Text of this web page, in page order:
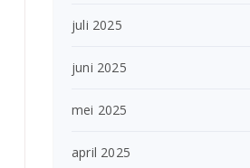
juli 2025
juni 2025
mei 2025
april 2025